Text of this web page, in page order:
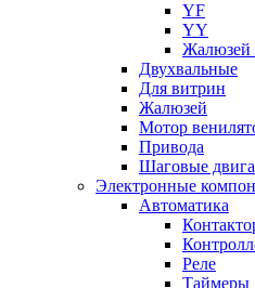
YF
YY
Жалюзей
Двухвальные
Для витрин
Жалюзей
Мотор
Привода
Шаговые
Электронные
Автоматика
Реле
Таймеры